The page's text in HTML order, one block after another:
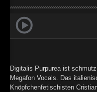
Oberer
►
►
Digitalis Purpurea ist
Megafon Vocals. Das
Knöpfchenfetischisten